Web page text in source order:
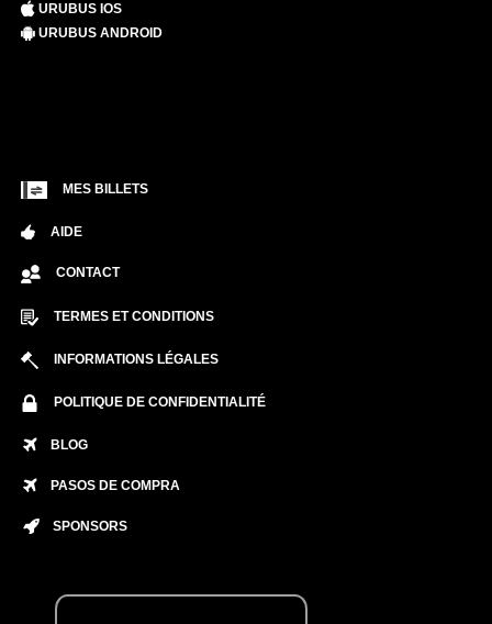
URUBUS IOS
URUBUS ANDROID
MES BILLETS
AIDE
CONTACT
TERMES ET CONDITIONS
INFORMATIONS LÉGALES
POLITIQUE DE CONFIDENTIALITÉ
BLOG
PASOS DE COMPRA
SPONSORS